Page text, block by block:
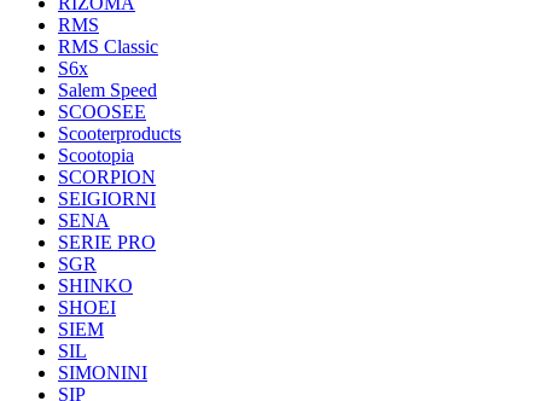
RMS
RMS Classic
S6x
Salem Speed
SCOOSEE
Scooterproducts
Scootopia
SCORPION
SEIGIORNI
SENA
SERIE PRO
SGR
SHINKO
SHOEI
SIEM
SIL
SIMONINI
SIP